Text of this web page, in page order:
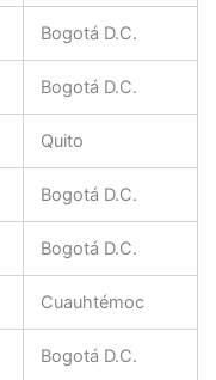
Bogotá D.C.
Bogotá D.C.
Quito
Bogotá D.C.
Bogotá D.C.
Cuauhtémoc
Bogotá D.C.